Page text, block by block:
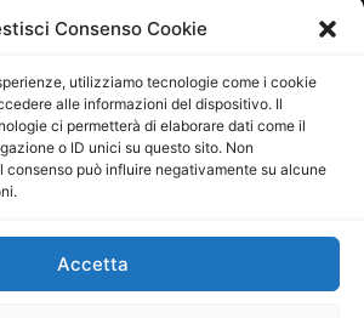
Consenso Cookie
utilizziamo tecnologie come i cookie
alle informazioni del dispositivo. Il
ci permetterà di elaborare dati come il
o ID unici su questo sito. Non
consenso può influire negativamente su alcune
Accetta
29/09/2015
Maurizio Scaglione
Maria Calabrese
P.IVA: 06334930820
Società Cooperativa a r.l. è